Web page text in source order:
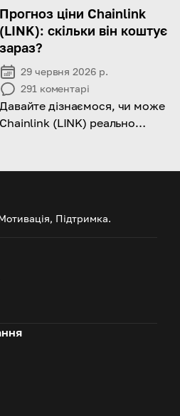
за допомогою UnionPay.
Дізнайтеся про особливості
процесу, щоб здійснювати
ефективні інвестиції!
Прогноз ціни Chainlink
(LINK): скільки він коштує
зараз?
29 червня 2026 р.
291 коментарі
Давайте дізнаємося, чи може
Chainlink (LINK) реально
Підтримка.